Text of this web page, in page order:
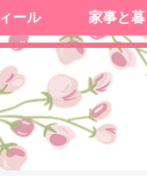
ール 家事と